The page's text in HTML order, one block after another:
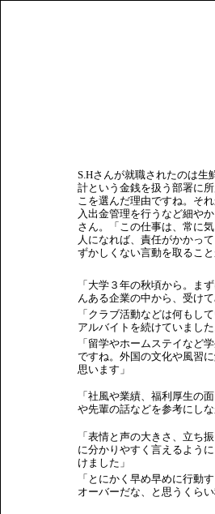
S.Hさんが就職されたのは生
計という金銭を扱う部署に
こを選んだ理由ですね。そ
入出金管理を行うなど細や
さん。「この仕事は、常に
人になれば、責任がかかっ
ずかしくない言動を取るこ
「大学３年の秋頃から。ま
んある企業の中から、受け
「クラブ活動などは何もし
アルバイトを続けていまし
「留学やホームステイなど
ですね。外国の文化や風習
思います」
「社風や業績、福利厚生の
や先輩の話などを参考にし
「表情と声の大きさ、立ち
に分かりやすく言えるよう
けました」
「とにかく早め早めに行動
オーバーだな、と思うくら